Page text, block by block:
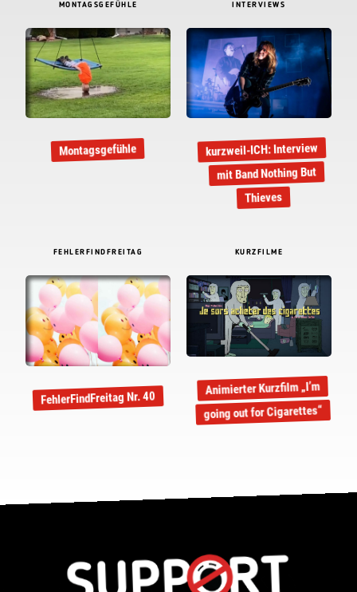
MONTAGSGEFÜHLE
Montagsgefühle
INTERVIEWS
kurzweil-ICH: Interview
mit Band Nothing But
Thieves
FEHLERFINDFREITAG
FehlerFindFreitag Nr. 40
KURZFILME
Animierter Kurzfilm „I’m
going out for Cigarettes“